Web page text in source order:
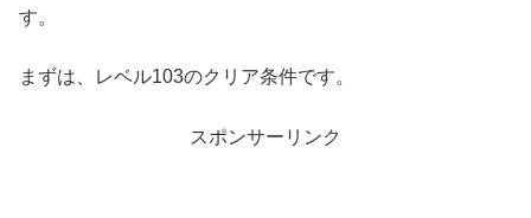
す。
まずは、レベル103のクリア条件です。
スポンサーリンク